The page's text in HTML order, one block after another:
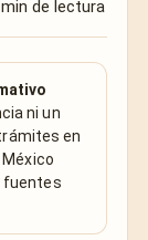
de lectura
ni un
en
fuentes